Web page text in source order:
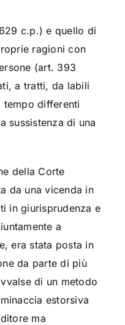
c.p.) e quello di
ragioni con
(art. 393
a tratti, da labili
tempo differenti
sussistenza di una
della Corte
da una vicenda in
in giurisprudenza e
a
era stata posta in
da parte di più
di un metodo
estorsiva
ma